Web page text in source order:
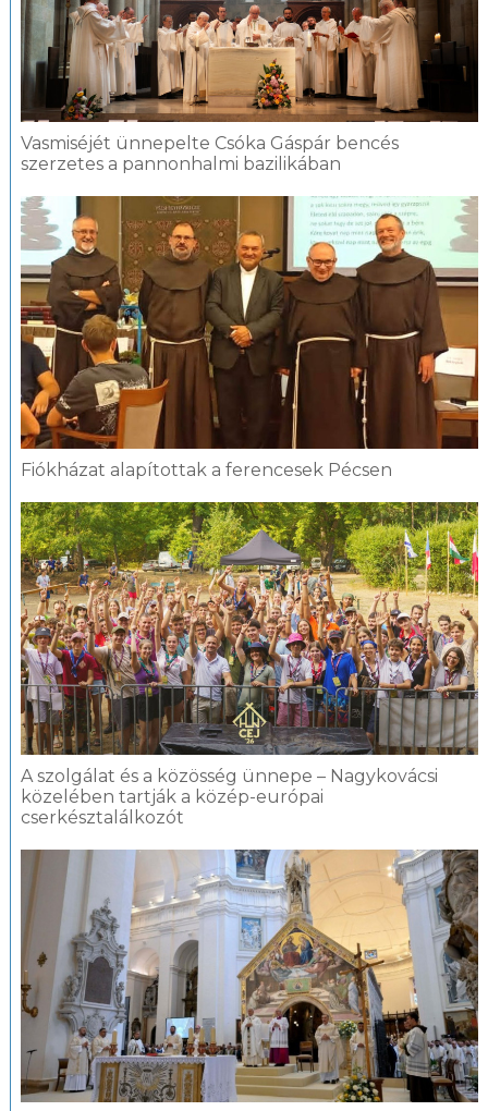
Vasmiséjét ünnepelte Csóka Gáspár bencés
szerzetes a pannonhalmi bazilikában
Fiókházat alapítottak a ferencesek Pécsen
A szolgálat és a közösség ünnepe – Nagykovácsi
közelében tartják a közép-európai
cserkésztalálkozót